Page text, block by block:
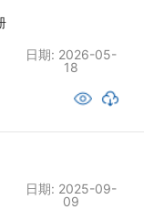
日期: 2026-05-
18
日期: 2025-09-
09